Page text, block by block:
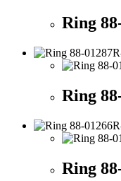
Ring
Ring
Ring